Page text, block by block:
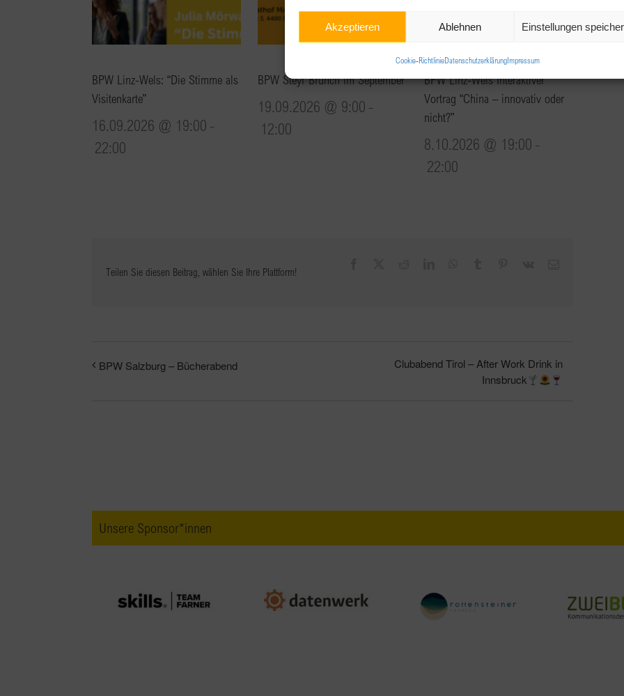
Akzeptieren Ablehnen Einstellungen
Cookie-RichtlinieDatenschutzerklärungImpressum
BPW Linz-Wels: “Die Stimme als
Visitenkarte”
16.09.2026 @ 19:00 -
22:00
BPW Steyr Brunch im September
19.09.2026 @ 9:00 -
12:00
BPW Linz-Wels Interaktiver
Vortrag “China – innovativ oder
nicht?”
8.10.2026 @ 19:00 -
22:00
Teilen Sie diesen Beitrag, wählen Sie Ihre Plattform!
BPW Salzburg – Bücherabend
Clubabend Tirol – After Work Drink in
Innsbruck
Unsere Sponsor*innen